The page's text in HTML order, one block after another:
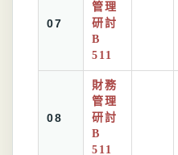
07
管理
研討
B
511
08
財務
管理
研討
B
511